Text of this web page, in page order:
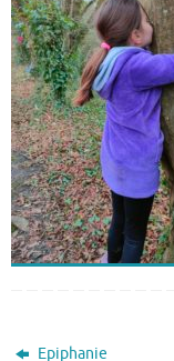
Epiphanie